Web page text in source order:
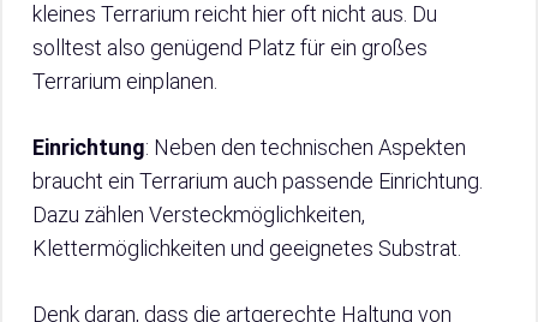
kleines Terrarium reicht hier oft nicht aus. Du
solltest also genügend Platz für ein großes
Terrarium einplanen.
Einrichtung: Neben den technischen Aspekten
braucht ein Terrarium auch passende Einrichtung.
Dazu zählen Versteckmöglichkeiten,
Klettermöglichkeiten und geeignetes Substrat.
Denk daran, dass die artgerechte Haltung von